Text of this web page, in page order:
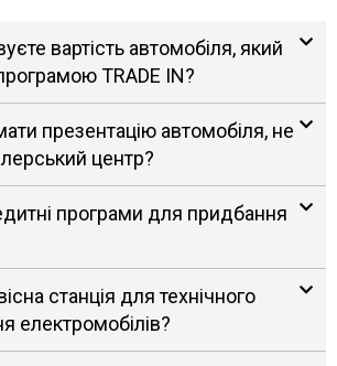
вартість автомобіля, який
TRADE IN?
презентацію автомобіля, не
центр?
програми для придбання
станція для технічного
електромобілів?